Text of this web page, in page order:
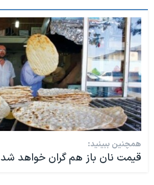
همچنین ببینید:
قیمت نان باز هم گران خواهد شد